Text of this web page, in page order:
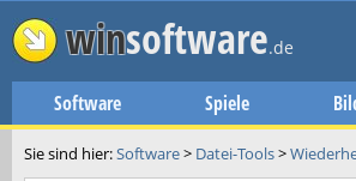
winsoftware.de
Software Spiele
Sie sind hier:Software> Datei-Tools>